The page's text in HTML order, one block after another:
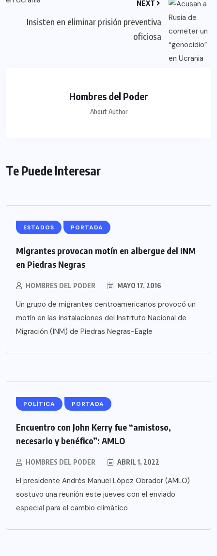
NEXT
Insisten en eliminar prisión preventiva
oficiosa
Hombres del Poder
About Author
Te Puede Interesar
ESTADOS PORTADA
Migrantes provocan motín en albergue del INM
en Piedras Negras
HOMBRES DEL PODER MAYO 17, 2016
Un grupo de migrantes centroamericanos provocó un
motín en las instalaciones del Instituto Nacional de
Migración (INM) de Piedras Negras-Eagle
POLÍTICA PORTADA
Encuentro con John Kerry fue “amistoso,
necesario y benéfico”: AMLO
HOMBRES DEL PODER ABRIL 1, 2022
El presidente Andrés Manuel López Obrador (AMLO)
sostuvo una reunión este jueves con el enviado
especial para el cambio climático